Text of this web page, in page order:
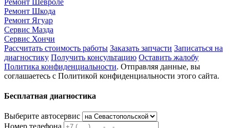
Ремонт Шевроле
Ремонт Шкода
Ремонт Ягуар
Сервис Мазда
Сервис Хончи
Рассчитать стоимость работы Заказать запчасти Записаться на
диагностику Получить консультацию Оставить жалобу
Политика конфиденциальности. Отправляя данные, вы
соглашаетесь с Политикой конфиденциальности этого сайта.
Бесплатная диагностика
Выберите автосервис